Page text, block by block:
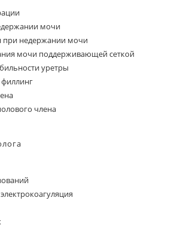
мочи
при недержании мочи
мочи поддерживающей сеткой
уретры
члена